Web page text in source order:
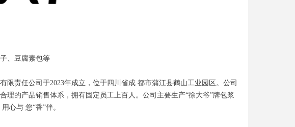
、豆腐素包等
责任公司于2023年成立，位于四川省成 都市蒲江县鹤山工业园区。公司
理的产品销售体系，拥有固定员工上百人。公司主要生产“徐大爷”牌包浆
心与 您“香”伴。